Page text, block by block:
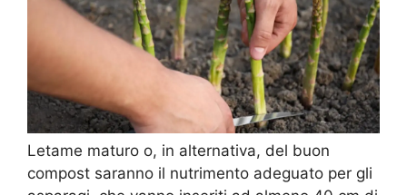
Letame maturo o, in alternativa, del buon
compost saranno il nutrimento adeguato per gli